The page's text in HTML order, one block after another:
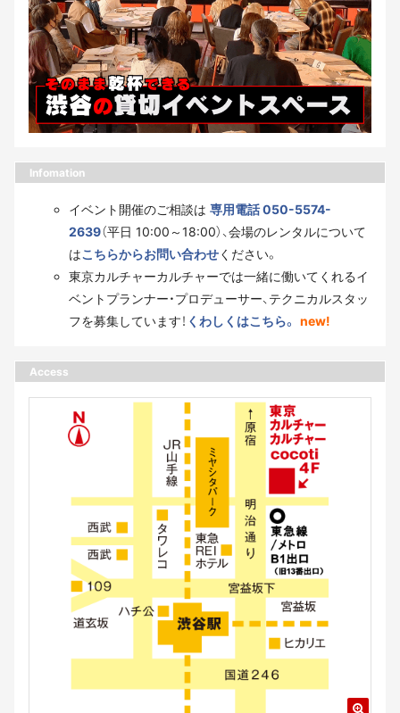
Infomation
イベント開催のご相談は 専用電話 050-5574-
2639（平日 10:00～18:00）、会場のレンタルについて
はこちらからお問い合わせください。
東京カルチャーカルチャーでは一緒に働いてくれるイ
ベントプランナー・プロデューサー、テクニカルスタッ
フを募集しています！ くわしくはこちら。 new!
Access